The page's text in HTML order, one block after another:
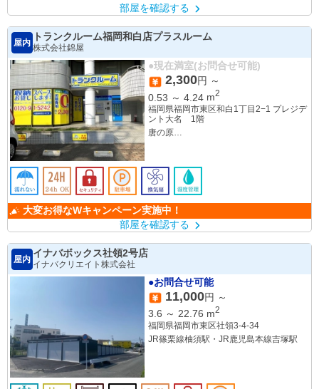
部屋を確認する
屋内
トランクルーム福岡和白店プラスルーム
株式会社錦屋
●現在満室(お問合せ可能)
2,300円 ～
0.53 ～ 4.24 m2
福岡県福岡市東区和白1丁目2−1 プレジデ
ント大名 1階
唐の原
大変お得なWキャンペーン実施中！
部屋を確認する
屋内
イナバボックス社領2号店
イナバクリエイト株式会社
●お問合せ可能
11,000円 ～
3.6 ～ 22.76 m2
福岡県福岡市東区社領3-4-34
JR篠栗線柚須駅・JR鹿児島本線吉塚駅